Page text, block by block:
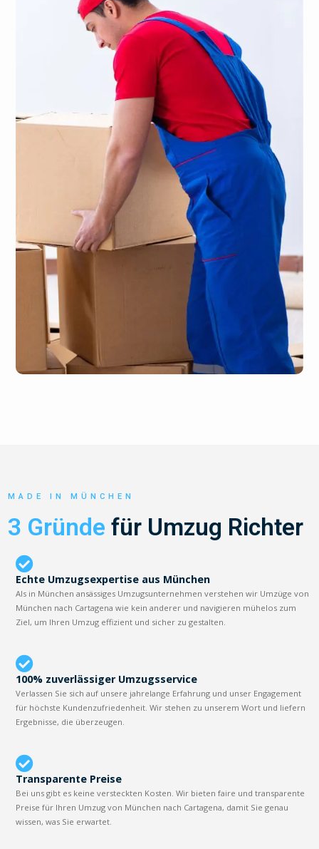
MADE IN MÜNCHEN
3 Gründe für Umzug Richter
Echte Umzugsexpertise aus München
Als in München ansässiges Umzugsunternehmen verstehen wir Umzüge von
München nach Cartagena wie kein anderer und navigieren mühelos zum
Ziel, um Ihren Umzug effizient und sicher zu gestalten.
100% zuverlässiger Umzugsservice
Verlassen Sie sich auf unsere jahrelange Erfahrung und unser Engagement
für höchste Kundenzufriedenheit. Wir stehen zu unserem Wort und liefern
Ergebnisse, die überzeugen.
Transparente Preise
Bei uns gibt es keine versteckten Kosten. Wir bieten faire und transparente
Preise für Ihren Umzug von München nach Cartagena, damit Sie genau
wissen, was Sie erwartet.